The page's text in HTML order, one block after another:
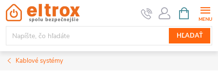
Prejsť
na
obsah
HĽADAŤ
KOŠÍK
Kablové systémy